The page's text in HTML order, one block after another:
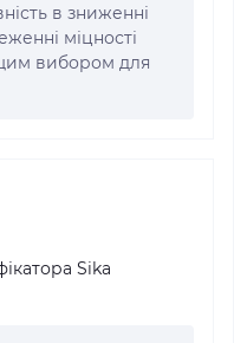
в зниженні
міцності
вибором для
Sika